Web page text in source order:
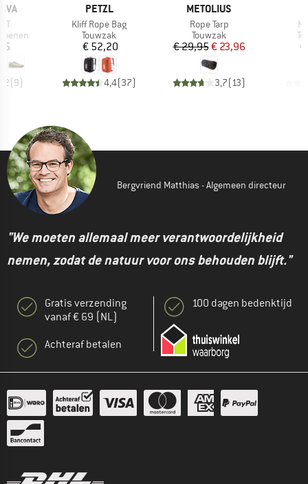
(9)
MERK
PETZL
Artikel
Kliff Rope Bag
Productgroep
Touwzak
Prijs
€ 52,20
4,4(37)
MERK
METOLIUS
Artikel
Rope Tarp
Productgroep
Touwzak
Prijs
€ 29,95Verlaagde prijs
€ 23,96
3,7( 13)
€
Bergvriend Matthias - Algemeen directeur
"We moeten allemaal meer verantwoordelijkheid
nemen, zodat de natuur voor ons behouden blijft."
Gratis verzending
vanaf € 69 (NL)
Achteraf betalen
100 dagen bedenktijd